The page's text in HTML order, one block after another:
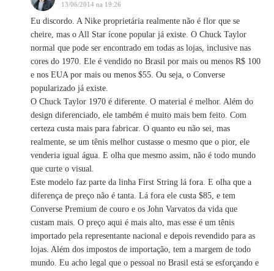
13/06/2014 na 19:26
Eu discordo. A Nike proprietária realmente não é flor que se
cheire, mas o All Star ícone popular já existe. O Chuck Taylor
normal que pode ser encontrado em todas as lojas, inclusive nas
cores do 1970. Ele é vendido no Brasil por mais ou menos R$ 100
e nos EUA por mais ou menos $55. Ou seja, o Converse
popularizado já existe.
O Chuck Taylor 1970 é diferente. O material é melhor. Além do
design diferenciado, ele também é muito mais bem feito. Com
certeza custa mais para fabricar. O quanto eu não sei, mas
realmente, se um tênis melhor custasse o mesmo que o pior, ele
venderia igual água. E olha que mesmo assim, não é todo mundo
que curte o visual.
Este modelo faz parte da linha First String lá fora. E olha que a
diferença de preço não é tanta. Lá fora ele custa $85, e tem
Converse Premium de couro e os John Varvatos da vida que
custam mais. O preço aqui é mais alto, mas esse é um tênis
importado pela representante nacional e depois revendido para as
lojas. Além dos impostos de importação, tem a margem de todo
mundo. Eu acho legal que o pessoal no Brasil está se esforçando e